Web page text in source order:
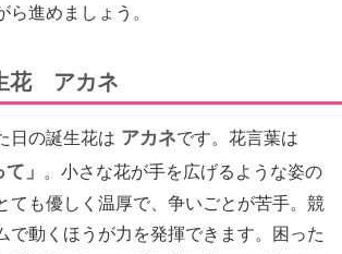
ら進めましょう。
花 アカネ
日の誕生花は アカネです。花言葉は
」
。小さな花が手を広げるような姿の
ても優しく温厚で、争いごとが苦手。競
で動くほうが力を発揮できます。困った